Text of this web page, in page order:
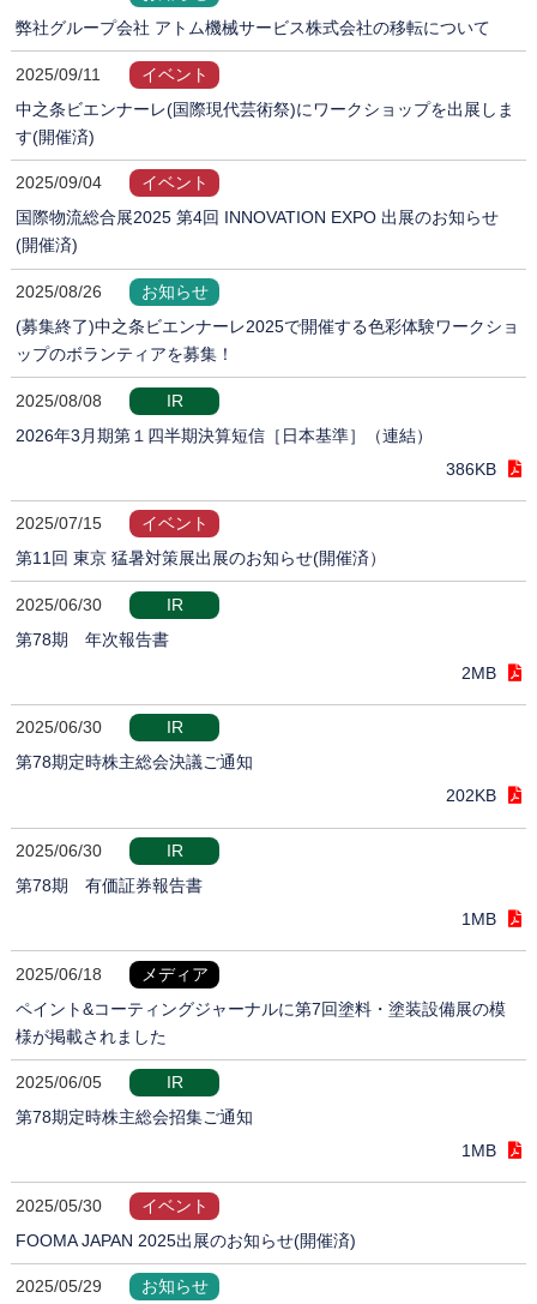
弊社グループ会社 アトム機械サービス株式会社の移転について
2025/09/11
イベント
中之条ビエンナーレ(国際現代芸術祭)にワークショップを出展しま
す(開催済)
2025/09/04
イベント
国際物流総合展2025 第4回 INNOVATION EXPO 出展のお知らせ
(開催済)
2025/08/26
お知らせ
(募集終了)中之条ビエンナーレ2025で開催する色彩体験ワークショ
ップのボランティアを募集！
2025/08/08
IR
2026年3月期第１四半期決算短信［日本基準］（連結）
386KB
2025/07/15
イベント
第11回 東京 猛暑対策展出展のお知らせ(開催済）
2025/06/30
IR
第78期 年次報告書
2MB
2025/06/30
IR
第78期定時株主総会決議ご通知
202KB
2025/06/30
IR
第78期 有価証券報告書
1MB
2025/06/18
メディア
ペイント&コーティングジャーナルに第7回塗料・塗装設備展の模
様が掲載されました
2025/06/05
IR
第78期定時株主総会招集ご通知
1MB
2025/05/30
イベント
FOOMA JAPAN 2025出展のお知らせ(開催済)
2025/05/29
お知らせ